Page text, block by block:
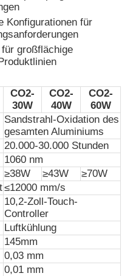
Konfigurationen für
großflächige
CO2-
30W
CO2-
40W
CO2-
60W
Sandstrahl-Oxidation des
gesamten Aluminiums
20.000-30.000 Stunden
1060 nm
≥38W ≥43W
≥70W
≤12000 mm/s
10,2-Zoll-Touch-
Controller
Luftkühlung
145mm
0,03 mm
0,01 mm